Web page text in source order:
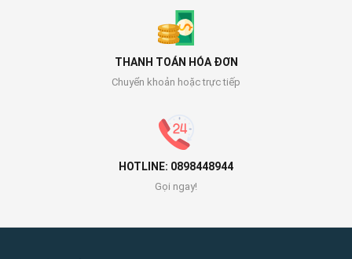
THANH TOÁN HÓA ĐƠN
Chuyển khoản hoặc trực tiếp
HOTLINE: 0898448944
Gọi ngay!